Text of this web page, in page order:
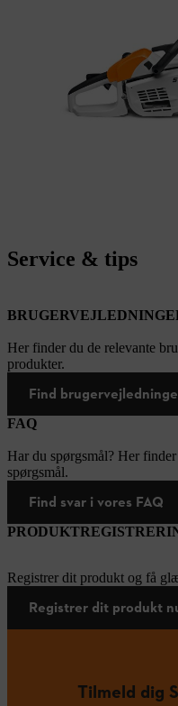
Service & tips
Her finder du de relevante
produkter.
Find
FAQ
Har du spørgsmål? Her
spørgsmål.
Find svar i vores FAQ
Registrer dit produkt og få
Registrer dit produkt
Tilmeld dig